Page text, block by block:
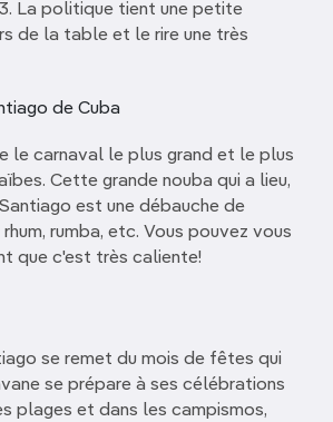
La politique tient une petite
de la table et le rire une très
de Cuba
le carnaval le plus grand et le plus
Cette grande nouba qui a lieu,
est une débauche de
rhum, rumba, etc. Vous pouvez vous
que c'est très caliente!
se remet du mois de fêtes qui
se prépare à ses célébrations
plages et dans les campismos,